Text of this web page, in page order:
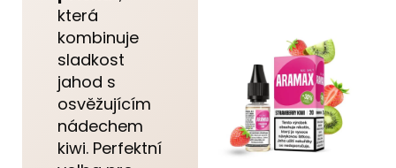
která
kombinuje
sladkost
jahod s
osvěžujícím
nádechem
kiwi. Perfektní